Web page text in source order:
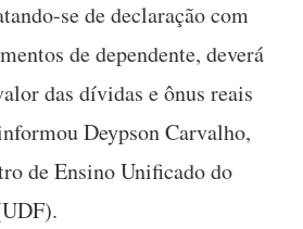
se de declaração com
de dependente, deverá
das dívidas e ônus reais
Deypson Carvalho,
de Ensino Unificado do